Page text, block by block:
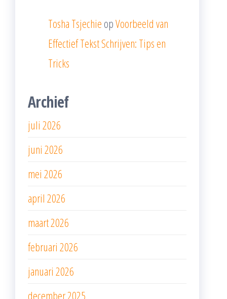
Tosha Tsjechie opVoorbeeld van
Effectief Tekst Schrijven: Tips en
Tricks
Archief
juli 2026
juni 2026
mei 2026
april 2026
maart 2026
februari 2026
januari 2026
december 2025